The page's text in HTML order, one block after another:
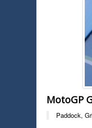
MotoGP
Paddock,